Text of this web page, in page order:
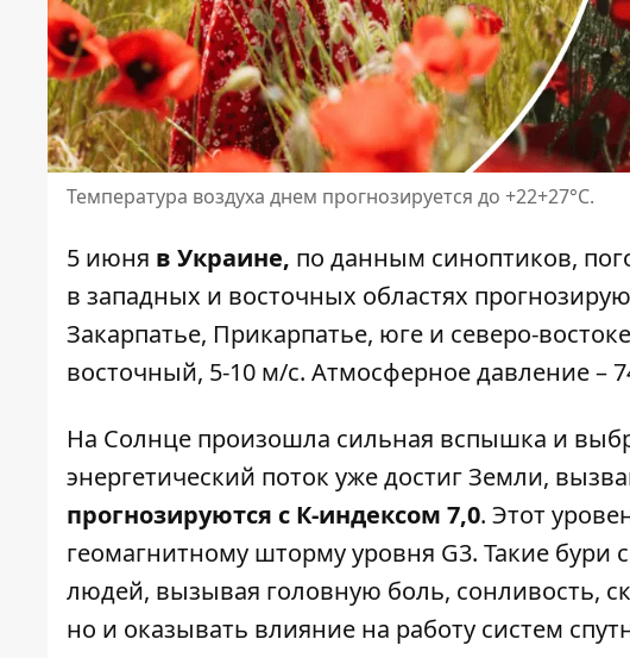
Температура воздуха днем ​​прогнозируется до +22+27°С.
5 июня в Украине, по данным синоптиков,
в западных и восточных областях
Закарпатье, Прикарпатье, юге и северо-
восточный, 5-10 м/с. Атмосферное давление –
На Солнце произошла сильная вспышка и
энергетический поток уже достиг Земли,
прогнозируются с К-индексом 7,0. Этот
геомагнитному шторму уровня G3. Такие бури
людей, вызывая головную боль, сонливость,
но и оказывать влияние на работу систем